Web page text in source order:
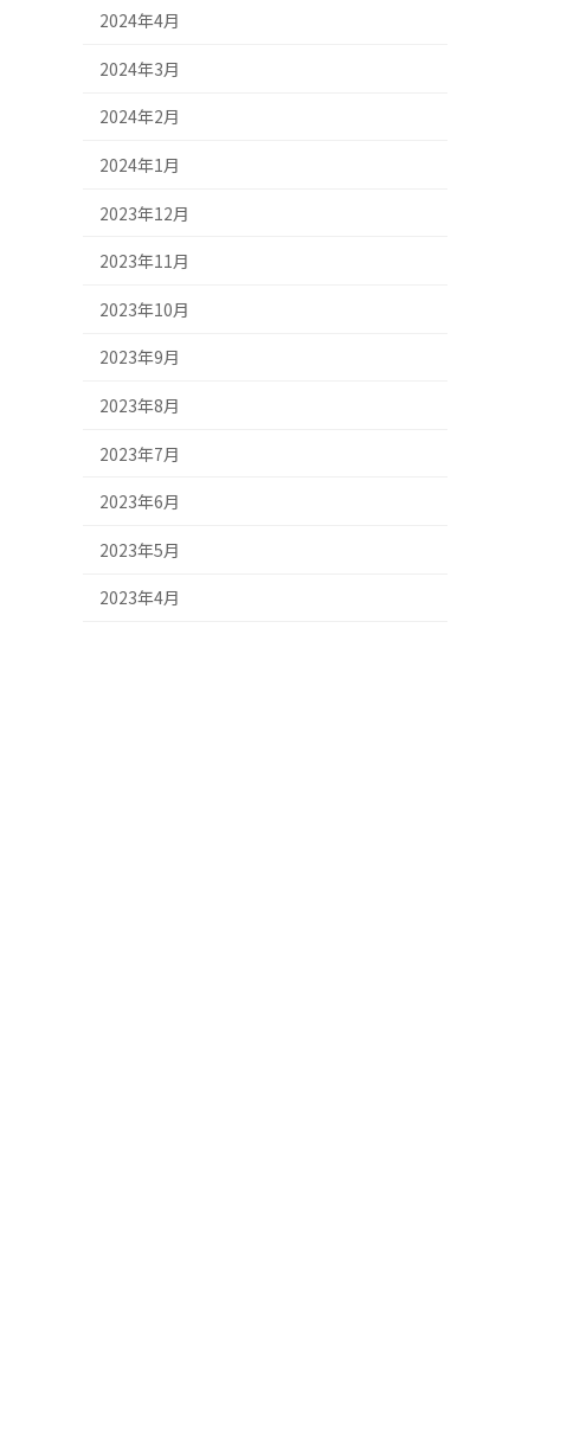
2024年4月
2024年3月
2024年2月
2024年1月
2023年12月
2023年11月
2023年10月
2023年9月
2023年8月
2023年7月
2023年6月
2023年5月
2023年4月